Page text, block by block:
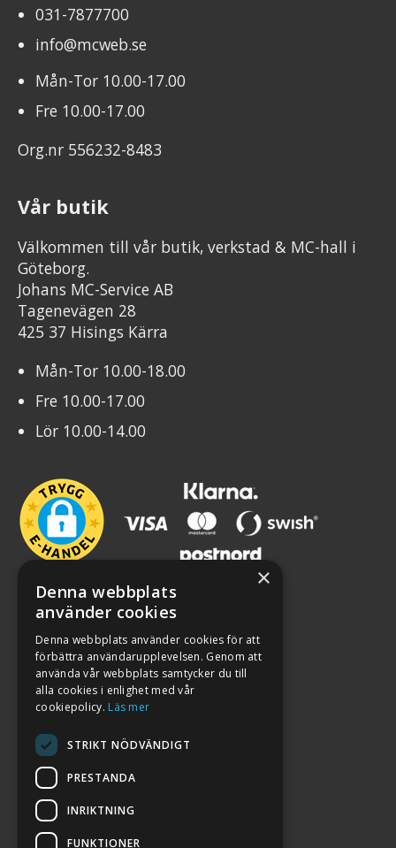
031-7877700
info@mcweb.se
Mån-Tor 10.00-17.00
Fre 10.00-17.00
Org.nr 556232-8483
Vår butik
Välkommen till vår butik, verkstad & MC-hall i
Göteborg.
Johans MC-Service AB
Tagenevägen 28
425 37 Hisings Kärra
Mån-Tor 10.00-18.00
Fre 10.00-17.00
Lör 10.00-14.00
2026. ALL RIGHTS RESERVED.
×
Denna webbplats
använder cookies
Denna webbplats använder cookies för att
förbättra användarupplevelsen. Genom att
använda vår webbplats samtycker du till
alla cookies i enlighet med vår
cookiepolicy. Läs mer
STRIKT NÖDVÄNDIGT
PRESTANDA
INRIKTNING
FUNKTIONER